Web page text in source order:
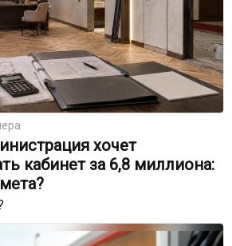
хочет
кабинет за 6,8 миллиона: